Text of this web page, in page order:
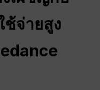
ช้จ่ายสูง